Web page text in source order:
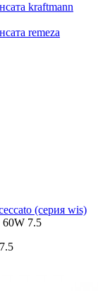
kraftmann
remeza
(серия wis)
60W 7.5